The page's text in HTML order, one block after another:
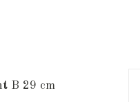
B 29 cm